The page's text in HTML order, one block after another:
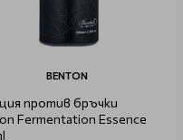
BENTON
против бръчки
Fermentation Essence